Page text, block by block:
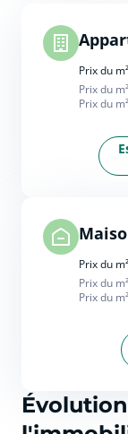
Prix du
Prix du
Prix du
Prix du
Prix du
Prix du